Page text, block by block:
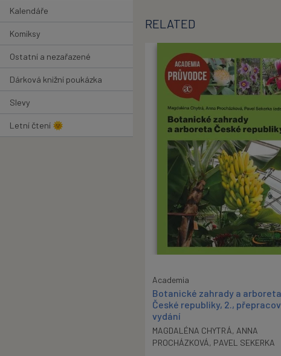
Kalendáře
Komiksy
Ostatní a nezařazené
Dárková knižní poukázka
Slevy
Letní čtení 🌞
RELATED
Academia
Botanické zahrady a arboreta
České republiky, 2.,
vydání
MAGDALÉNA CHYTRÁ, ANNA
PROCHÁZKOVÁ, PAVEL SEKERKA